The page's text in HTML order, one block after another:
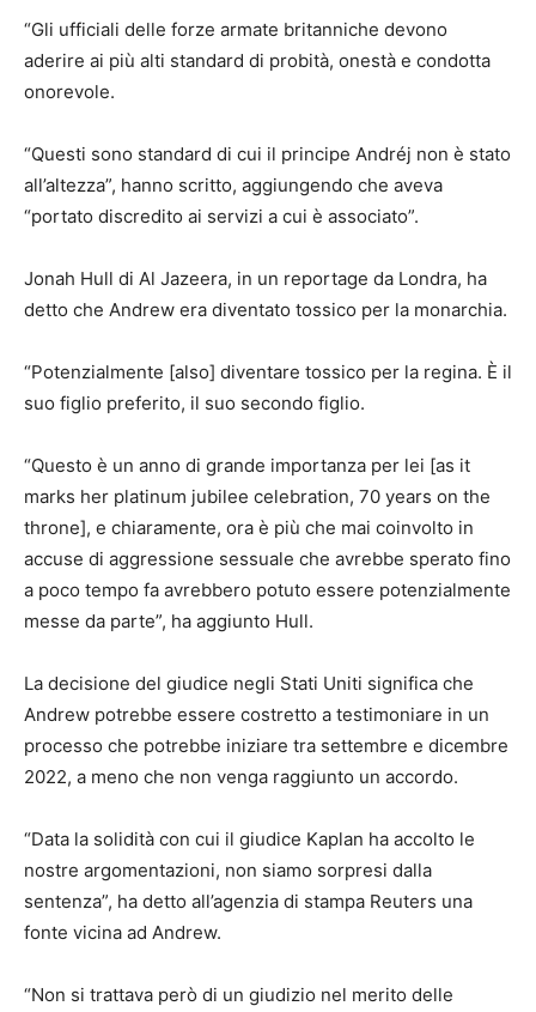
“Gli ufficiali delle forze armate britanniche devono
aderire ai più alti standard di probità, onestà e condotta
onorevole.
“Questi sono standard di cui il principe Andréj non è stato
all’altezza”, hanno scritto, aggiungendo che aveva
“portato discredito ai servizi a cui è associato”.
Jonah Hull di Al Jazeera, in un reportage da Londra, ha
detto che Andrew era diventato tossico per la monarchia.
“Potenzialmente [also] diventare tossico per la regina. È il
suo figlio preferito, il suo secondo figlio.
“Questo è un anno di grande importanza per lei [as it
marks her platinum jubilee celebration, 70 years on the
throne], e chiaramente, ora è più che mai coinvolto in
accuse di aggressione sessuale che avrebbe sperato fino
a poco tempo fa avrebbero potuto essere potenzialmente
messe da parte”, ha aggiunto Hull.
La decisione del giudice negli Stati Uniti significa che
Andrew potrebbe essere costretto a testimoniare in un
processo che potrebbe iniziare tra settembre e dicembre
2022, a meno che non venga raggiunto un accordo.
“Data la solidità con cui il giudice Kaplan ha accolto le
nostre argomentazioni, non siamo sorpresi dalla
sentenza”, ha detto all’agenzia di stampa Reuters una
fonte vicina ad Andrew.
“Non si trattava però di un giudizio nel merito delle